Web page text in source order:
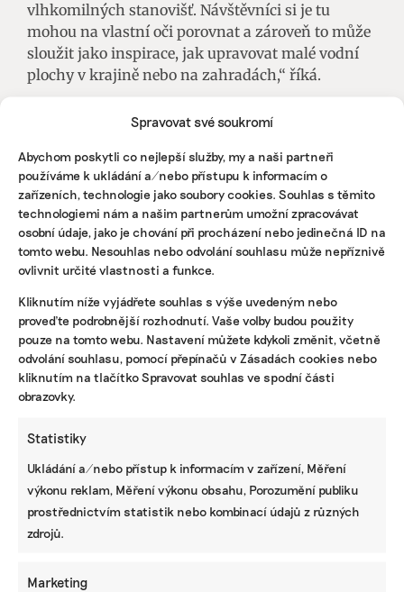
Spravovat své soukromí
Abychom poskytli co nejlepší služby, my a naši partneři
používáme k ukládání a/nebo přístupu k informacím o
zařízeních, technologie jako soubory cookies. Souhlas s těmito
technologiemi nám a našim partnerům umožní zpracovávat
osobní údaje, jako je chování při procházení nebo jedinečná ID na
tomto webu. Nesouhlas nebo odvolání souhlasu může nepříznivě
ovlivnit určité vlastnosti a funkce.
Kliknutím níže vyjádřete souhlas s výše uvedeným nebo
proveďte podrobnější rozhodnutí. Vaše volby budou použity
pouze na tomto webu. Nastavení můžete kdykoli změnit, včetně
odvolání souhlasu, pomocí přepínačů v Zásadách cookies nebo
kliknutím na tlačítko Spravovat souhlas ve spodní části
obrazovky.
Statistiky
Ukládání a/nebo přístup k informacím v zařízení, Měření
výkonu reklam, Měření výkonu obsahu, Porozumění publiku
prostřednictvím statistik nebo kombinací údajů z různých
zdrojů.
Marketing
vlhkomilných stanovišť. Návštěvníci si je tu
mohou na vlastní oči porovnat a zároveň to může
sloužit jako inspirace, jak upravovat malé vodní
plochy v krajině nebo na zahradách,“ říká.
KOMERČNÍ SDĚLENÍ
sport odpovědně k životnímu prostředí
Klíčová je dlouhodobá podpora
Velký projekt Archy vznikl díky půlmilionové
podpoře Nadačního fondu Veolia. Bečovská
Vraťme vodu přírodě, který se dlouhodobě
zaměřuje na obnovu mokřadů v české krajině.
Program ve spolupráci s Českým svazem
ochránců přírody funguje od roku 2018.
V počátcích se soustředil hlavně na výkup
cenných lokalit s funkčním vodním režimem.
Postupně se ale jeho záběr rozšířil o obnovu
území, jejich dlouhodobou péči i konkrétní zásahy
v terénu.
Podpořené projekty jsou rozeseté po celé republice
drobné tůně, jinde o obnovu hrází nebo